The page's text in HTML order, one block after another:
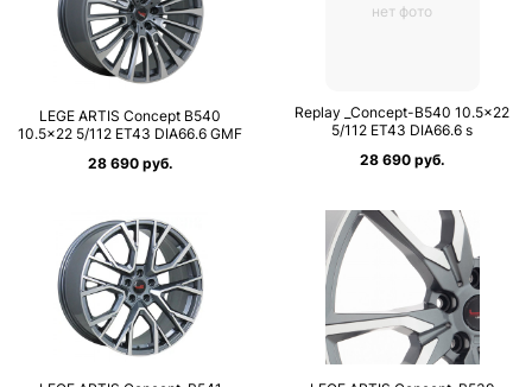
LEGE ARTIS Concept B540
10.5×22 5/112 ET43 DIA66.6 GMF
28 690 руб.
нет фото
Replay _Concept-B540 10.5×22
5/112 ET43 DIA66.6 s
28 690 руб.